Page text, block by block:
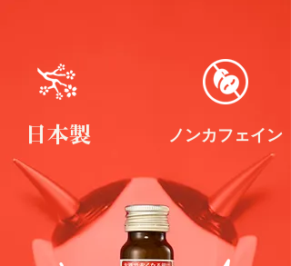
日本製 ノンカフェイン